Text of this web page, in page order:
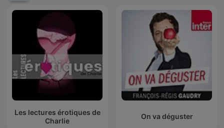
Les lectures érotiques de
Charlie
On va déguster